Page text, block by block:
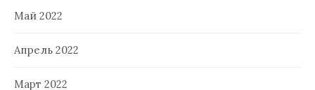
Май 2022
Апрель 2022
Март 2022